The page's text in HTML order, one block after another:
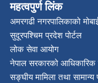
महत्वपुर्ण लिंक
अमरगढी नगरपालिकाको
सुदूरपश्चिम प्रदेश पोर्टल
लोक सेवा आयोग
नेपाल सरकारको आधिकारिक
सङ्घीय मामिला तथा